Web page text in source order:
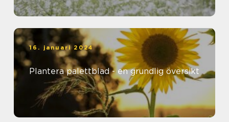
16. januari 2024
Plantera palettblad - en grundlig översikt